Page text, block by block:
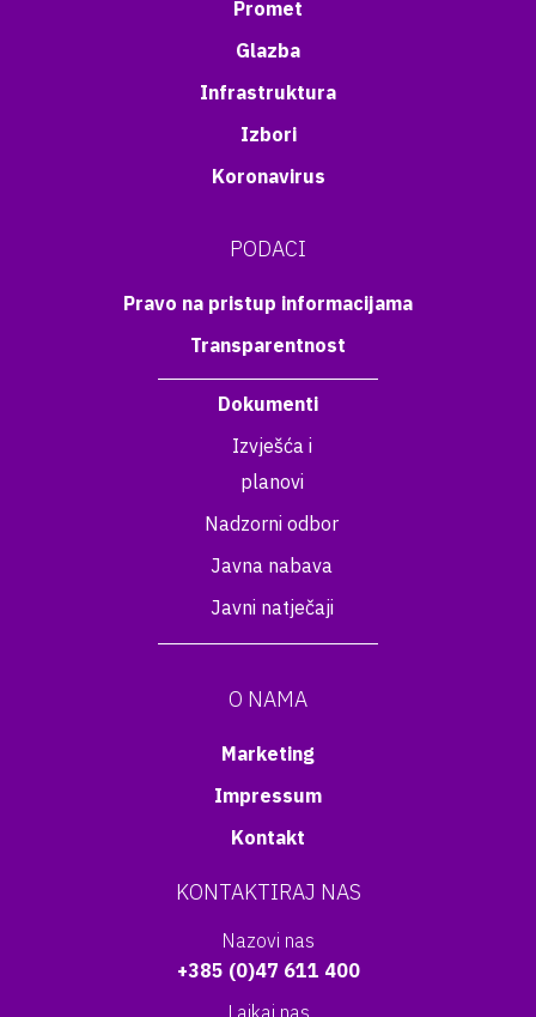
Promet
Glazba
Infrastruktura
Izbori
Koronavirus
PODACI
Pravo na pristup informacijama
Transparentnost
Dokumenti
Izvješća i
planovi
Nadzorni odbor
Javna nabava
Javni natječaji
O NAMA
Marketing
Impressum
Kontakt
KONTAKTIRAJ NAS
Nazovi nas
+385 (0)47 611 400
Lajkaj nas